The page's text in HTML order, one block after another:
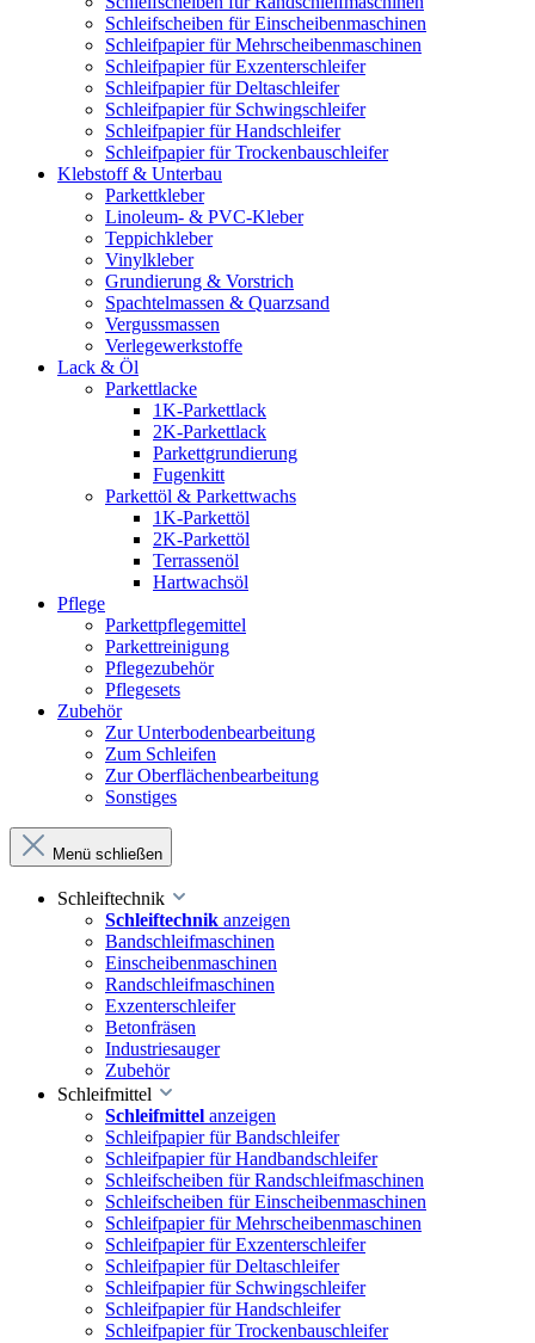
Schleifscheiben für Einscheibenmaschinen
Schleifpapier für Mehrscheibenmaschinen
Schleifpapier für Exzenterschleifer
Schleifpapier für Deltaschleifer
Schleifpapier für Schwingschleifer
Schleifpapier für Handschleifer
Schleifpapier für Trockenbauschleifer
Klebstoff & Unterbau
Parkettkleber
Linoleum- & PVC-Kleber
Teppichkleber
Vinylkleber
Grundierung & Vorstrich
Spachtelmassen & Quarzsand
Vergussmassen
Verlegewerkstoffe
Lack & Öl
Parkettlacke
1K-Parkettlack
2K-Parkettlack
Parkettgrundierung
Fugenkitt
Parkettöl & Parkettwachs
1K-Parkettöl
2K-Parkettöl
Terrassenöl
Hartwachsöl
Pflege
Parkettpflegemittel
Parkettreinigung
Pflegezubehör
Pflegesets
Zubehör
Zur Unterbodenbearbeitung
Zum Schleifen
Zur Oberflächenbearbeitung
Sonstiges
Menü schließen
Schleiftechnik
Schleiftechnik anzeigen
Bandschleifmaschinen
Einscheibenmaschinen
Randschleifmaschinen
Exzenterschleifer
Betonfräsen
Industriesauger
Zubehör
Schleifmittel
Schleifmittel anzeigen
Schleifpapier für Bandschleifer
Schleifpapier für Handbandschleifer
Schleifscheiben für Randschleifmaschinen
Schleifscheiben für Einscheibenmaschinen
Schleifpapier für Mehrscheibenmaschinen
Schleifpapier für Exzenterschleifer
Schleifpapier für Deltaschleifer
Schleifpapier für Schwingschleifer
Schleifpapier für Handschleifer
Schleifpapier für Trockenbauschleifer